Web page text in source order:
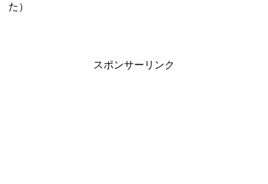
た）
スポンサーリンク